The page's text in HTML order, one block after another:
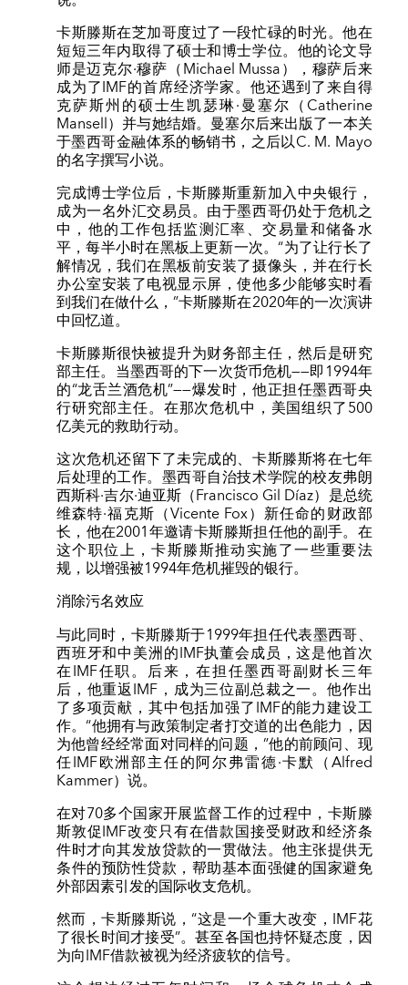
卡斯滕斯在芝加哥度过了一段忙碌的时光。他在
短短三年内取得了硕士和博士学位。他的论文导
师是迈克尔·穆萨（Michael Mussa），穆萨后来
成为了IMF的首席经济学家。他还遇到了来自得
克萨斯州的硕士生凯瑟琳·曼塞尔（Catherine
Mansell）并与她结婚。曼塞尔后来出版了一本关
于墨西哥金融体系的畅销书，之后以C. M. Mayo
的名字撰写小说。
完成博士学位后，卡斯滕斯重新加入中央银行，
成为一名外汇交易员。由于墨西哥仍处于危机之
中，他的工作包括监测汇率、交易量和储备水
平，每半小时在黑板上更新一次。“为了让行长了
解情况，我们在黑板前安装了摄像头，并在行长
办公室安装了电视显示屏，使他多少能够实时看
到我们在做什么，”卡斯滕斯在2020年的一次演讲
中回忆道。
卡斯滕斯很快被提升为财务部主任，然后是研究
部主任。当墨西哥的下一次货币危机——即1994年
的“龙舌兰酒危机”——爆发时，他正担任墨西哥央
行研究部主任。在那次危机中，美国组织了500
亿美元的救助行动。
这次危机还留下了未完成的、卡斯滕斯将在七年
后处理的工作。墨西哥自治技术学院的校友弗朗
西斯科·吉尔·迪亚斯（Francisco Gil Díaz）是总统
维森特·福克斯（Vicente Fox）新任命的财政部
长，他在2001年邀请卡斯滕斯担任他的副手。在
这个职位上，卡斯滕斯推动实施了一些重要法
规，以增强被1994年危机摧毁的银行。
消除污名效应
与此同时，卡斯滕斯于1999年担任代表墨西哥、
西班牙和中美洲的IMF执董会成员，这是他首次
在IMF任职。后来，在担任墨西哥副财长三年
后，他重返IMF，成为三位副总裁之一。他作出
了多项贡献，其中包括加强了IMF的能力建设工
作。“他拥有与政策制定者打交道的出色能力，因
为他曾经经常面对同样的问题，”他的前顾问、现
任IMF欧洲部主任的阿尔弗雷德·卡默（Alfred
Kammer）说。
在对70多个国家开展监督工作的过程中，卡斯滕
斯敦促IMF改变只有在借款国接受财政和经济条
件时才向其发放贷款的一贯做法。他主张提供无
条件的预防性贷款，帮助基本面强健的国家避免
外部因素引发的国际收支危机。
然而，卡斯滕斯说，“这是一个重大改变，IMF花
了很长时间才接受”。甚至各国也持怀疑态度，因
为向IMF借款被视为经济疲软的信号。